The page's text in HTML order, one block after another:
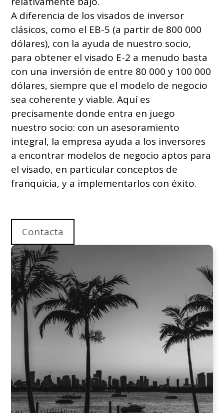
A diferencia de los visados de inversor
clásicos, como el EB-5 (a partir de 800 000
dólares), con la ayuda de nuestro socio,
para obtener el visado E-2 a menudo basta
con una inversión de entre 80 000 y 100 000
dólares, siempre que el modelo de negocio
sea coherente y viable. Aquí es
precisamente donde entra en juego
nuestro socio: con un asesoramiento
integral, la empresa ayuda a los inversores
a encontrar modelos de negocio aptos para
el visado, en particular conceptos de
franquicia, y a implementarlos con éxito.
Contacta